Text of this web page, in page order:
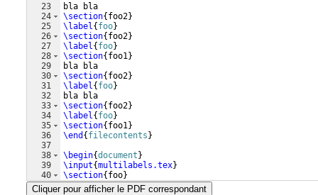
23
24
25
26
27
28
29
30
31
32
33
34
35
36
37
38
39
40
41
bla bla
\section{ foo2}
\label{ foo}
\section{ foo2}
\label{ foo}
\section{ foo1}
bla bla
\section{ foo2}
\label{ foo}
bla bla
\section{ foo2}
\label{ foo}
\section{ foo1}
\end { filecontents }
\begin{document }
\input{multilabels.tex}
\section{ foo}
\label{foo}
Cliquer pour afficher le PDF correspondant